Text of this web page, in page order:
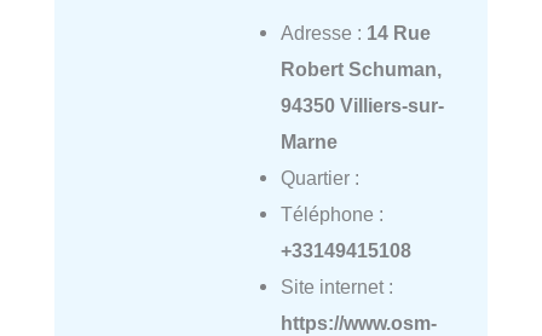
Adresse : 14 Rue
Robert Schuman,
94350 Villiers-sur-
Marne
Quartier :
Téléphone :
+33149415108
Site internet :
https://www.osm-